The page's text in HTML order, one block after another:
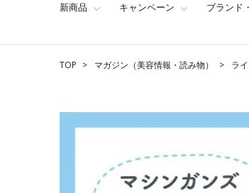
新商品 キャンペーン ブランド
TOP マガジン（美容情報・読み物） ラ